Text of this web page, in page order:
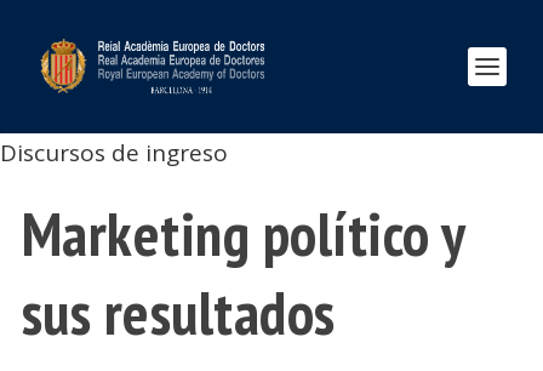
Discursos de ingreso
Marketing político y
sus resultados